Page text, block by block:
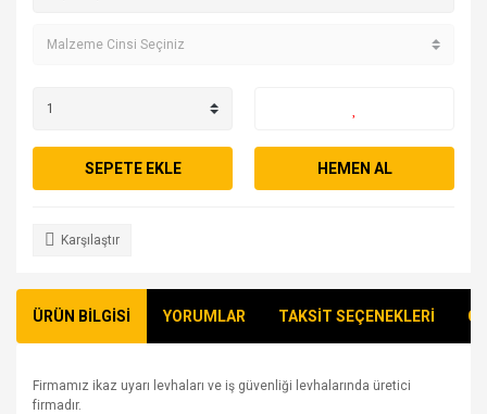
SEPETE EKLE HEMEN AL
Karşılaştır
ÜRÜN BİLGİSİ YORUMLAR TAKSİT SEÇENEKLERİ
Firmamız ikaz uyarı levhaları ve iş güvenliği levhalarında üretici
firmadır.